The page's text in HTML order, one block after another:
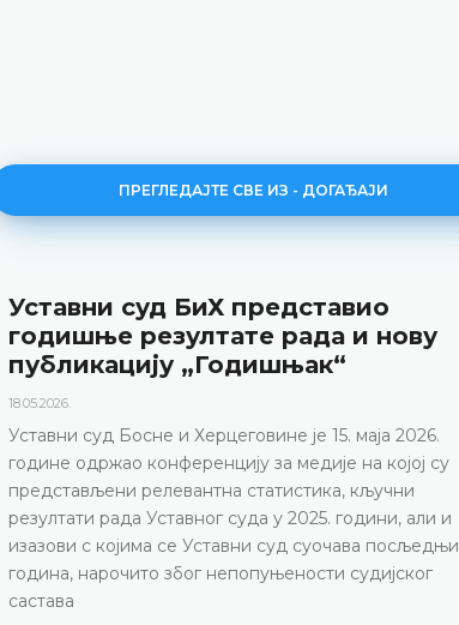
ПРЕГЛЕДАЈТЕ СВЕ ИЗ - ДОГАЂАЈИ
Уставни суд БиХ представио
годишње резултате рада и нову
публикацију „Годишњак“
18.05.2026.
Уставни суд Босне и Херцеговине је 15. маја 2026.
године одржао конференцију за медије на којој су
представљени релевантна статистика, кључни
резултати рада Уставног суда у 2025. години, али и
изазови с којима се Уставни суд суочава посљедњих
година, нарочито због непопуњености судијског
састава